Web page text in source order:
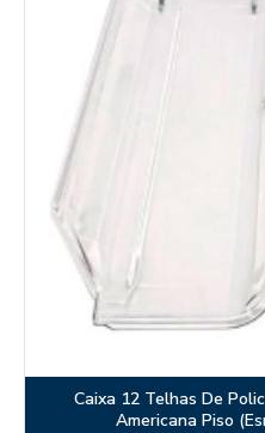
Caixa 12 Telhas De
Americana Piso